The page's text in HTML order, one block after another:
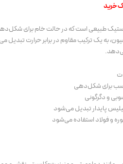
خرید
طبیعی است که در حالت خام برای شکل‌دهی
به یک ترکیب مقاوم در برابر حرارت
برای شکل‌دهی
و دگرگونی
پایدار تبدیل می‌شود
و فولاد استفاده می‌شود